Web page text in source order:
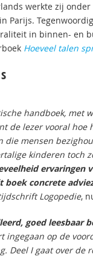
werkte zij
Parijs.
in binnen- en
Hoeveel talen
handboek,
de lezer vooral
die mensen
kinderen toch
ervaringen
boek concrete
Logopedie,
goed leesbaar
ingegaan op de
Deel I gaat over de